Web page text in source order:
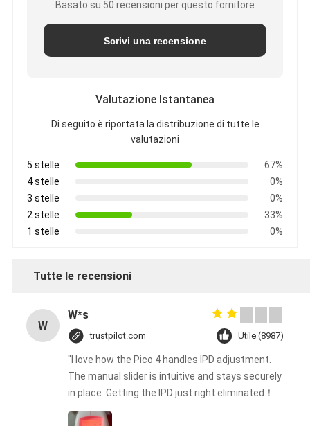
Basato su 50 recensioni per questo fornitore
Scrivi una recensione
Valutazione Istantanea
Di seguito è riportata la distribuzione di tutte le
valutazioni
5 stelle
67%
4 stelle
0%
3 stelle
0%
2 stelle
33%
1 stelle
0%
Tutte le recensioni
W
W*s
trustpilot.com Utile (8987)
"I love how the Pico 4 handles IPD adjustment.
The manual slider is intuitive and stays securely
in place. Getting the IPD just right eliminated！